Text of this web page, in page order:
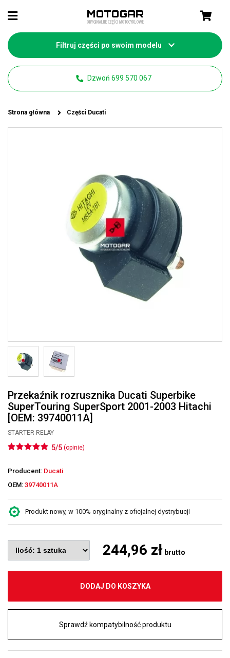
Filtruj części po swoim modelu
Dzwoń 699 570 067
Strona główna Części Ducati
Przekaźnik rozrusznika Ducati Superbike
SuperTouring SuperSport 2001-2003 Hitachi
[OEM: 39740011A]
STARTER RELAY
5/5 (opinie)
Producent: Ducati
OEM: 39740011A
Produkt nowy, w 100% oryginalny z oficjalnej dystrybucji
244,96 zł brutto
DODAJ DO KOSZYKA
Sprawdź kompatybilność produktu